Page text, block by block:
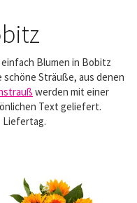
Blumen in Bobitz
Sträuße, aus denen
werden mit einer
Text geliefert.
Liefertag.